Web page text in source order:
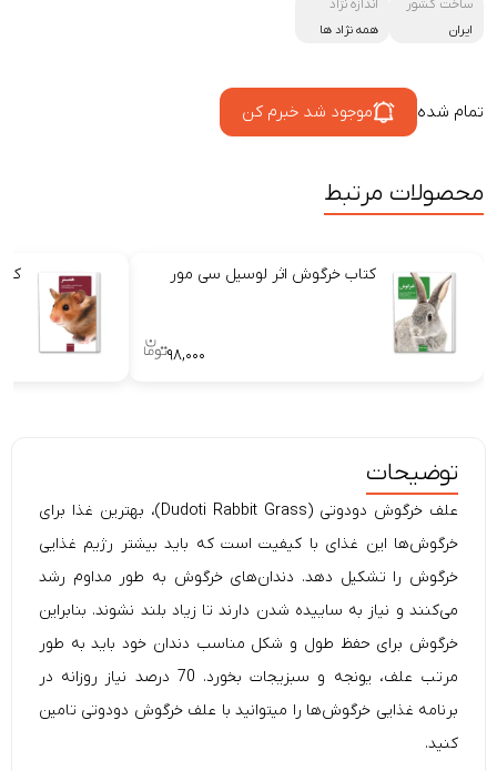
ساخت کشور
ایران
اندازه نژاد
همه نژاد ها
تمام شده موجود شد خبرم کن
محصولات مرتبط
کتاب خرگوش اثر لوسیل سی مور
۹۸,۰۰۰
توضیحات
علف خرگوش دودوتی
(Dudoti Rabbit Grass)، بهترین غذا برای
خرگوش‌ها این غذای با کیفیت است که باید بیشتر رژیم غذایی
خرگوش را تشکیل دهد. دندان‌های خرگوش به طور مداوم رشد
می‌کنند و نیاز به ساییده شدن دارند تا زیاد بلند نشوند. بنابراین
خرگوش برای حفظ طول و شکل مناسب دندان خود باید به طور
مرتب علف، یونجه و سبزیجات بخورد. 70 درصد نیاز روزانه در
برنامه غذایی خرگوش‌ها را میتوانید با علف خرگوش دودوتی تامین
کنید.